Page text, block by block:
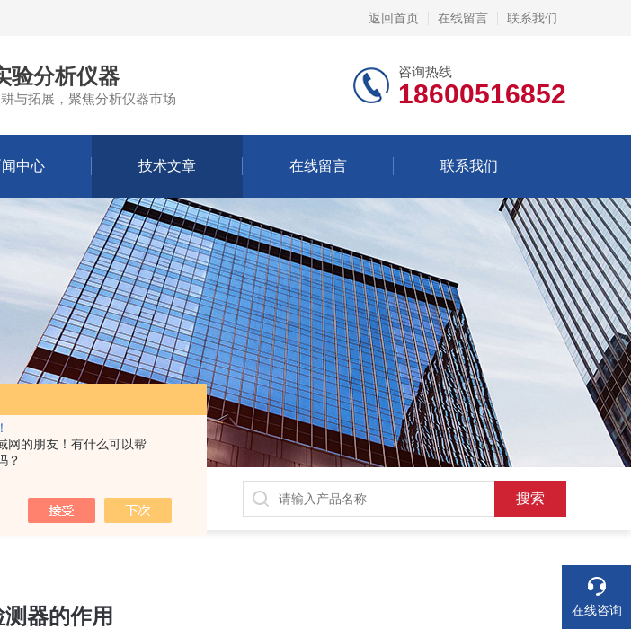
网的朋友！有什么可以帮
？
返回首页 在线留言 联系我们
验分析仪器
与拓展，聚焦分析仪器市场
咨询热线
18600516852
中心 技术文章 在线留言 联系我们
，原子吸收分光光度计，傅立叶红外光谱仪，分析天平等常规实验室产品。
器的作用 在线咨询